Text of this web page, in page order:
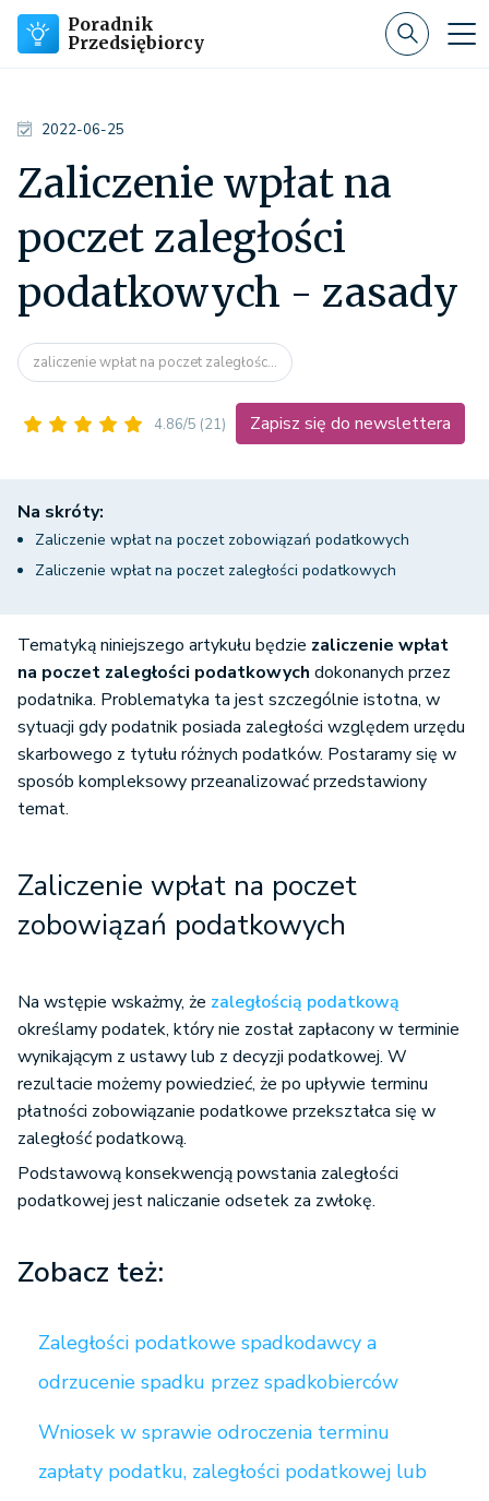
Poradnik
Przedsiębiorcy
2022-06-25
Zaliczenie wpłat na
poczet zaległości
podatkowych - zasady
zaliczenie wpłat na poczet zaległośc...
4.86/5 (21) Zapisz się do newslettera
Na skróty:
Zaliczenie wpłat na poczet zobowiązań podatkowych
Zaliczenie wpłat na poczet zaległości podatkowych
Tematyką niniejszego artykułu będzie zaliczenie wpłat
na poczet zaległości podatkowych dokonanych przez
podatnika. Problematyka ta jest szczególnie istotna, w
sytuacji gdy podatnik posiada zaległości względem urzędu
skarbowego z tytułu różnych podatków. Postaramy się w
sposób kompleksowy przeanalizować przedstawiony
temat.
Zaliczenie wpłat na poczet
zobowiązań podatkowych
Na wstępie wskażmy, że zaległością podatkową
określamy podatek, który nie został zapłacony w terminie
wynikającym z ustawy lub z decyzji podatkowej. W
rezultacie możemy powiedzieć, że po upływie terminu
płatności zobowiązanie podatkowe przekształca się w
zaległość podatkową.
Podstawową konsekwencją powstania zaległości
podatkowej jest naliczanie odsetek za zwłokę.
Zobacz też:
Zaległości podatkowe spadkodawcy a
odrzucenie spadku przez spadkobierców
Wniosek w sprawie odroczenia terminu
zapłaty podatku, zaległości podatkowej lub